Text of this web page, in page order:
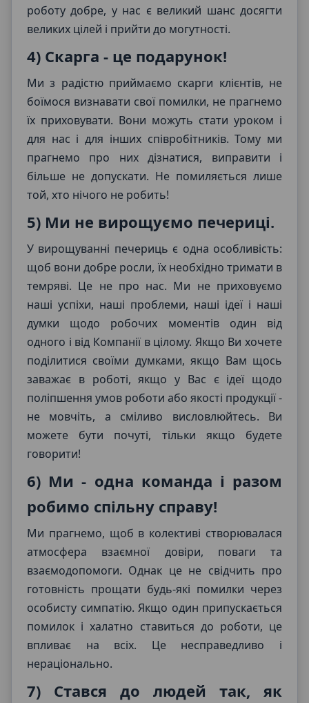
роботу добре, у нас є великий шанс досягти
великих цілей і прийти до могутності.
4) Скарга - це подарунок!
Ми з радістю приймаємо скарги клієнтів, не
боїмося визнавати свої помилки, не прагнемо
їх приховувати. Вони можуть стати уроком і
для нас і для інших співробітників. Тому ми
прагнемо про них дізнатися, виправити і
більше не допускати. Не помиляється лише
той, хто нічого не робить!
5) Ми не вирощуємо печериці.
У вирощуванні печериць є одна особливість:
щоб вони добре росли, їх необхідно тримати в
темряві. Це не про нас. Ми не приховуємо
наші успіхи, наші проблеми, наші ідеї і наші
думки щодо робочих моментів один від
одного і від Компанії в цілому. Якщо Ви хочете
поділитися своїми думками, якщо Вам щось
заважає в роботі, якщо у Вас є ідеї щодо
поліпшення умов роботи або якості продукції -
не мовчіть, а сміливо висловлюйтесь. Ви
можете бути почуті, тільки якщо будете
говорити!
6) Ми - одна команда і разом
робимо спільну справу!
Ми прагнемо, щоб в колективі створювалася
атмосфера взаємної довіри, поваги та
взаємодопомоги. Однак це не свідчить про
готовність прощати будь-які помилки через
особисту симпатію. Якщо один припускається
помилок і халатно ставиться до роботи, це
впливає на всіх. Це несправедливо і
нераціонально.
7) Стався до людей так, як